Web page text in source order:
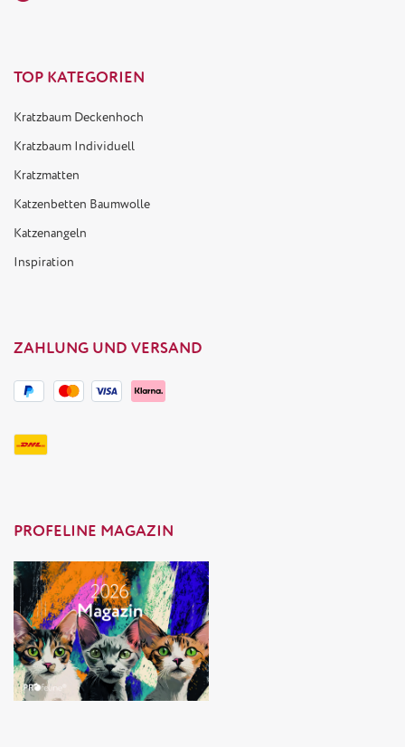
TOP KATEGORIEN
Kratzbaum Deckenhoch
Kratzbaum Individuell
Kratzmatten
Katzenbetten Baumwolle
Katzenangeln
Inspiration
ZAHLUNG UND VERSAND
PROFELINE MAGAZIN